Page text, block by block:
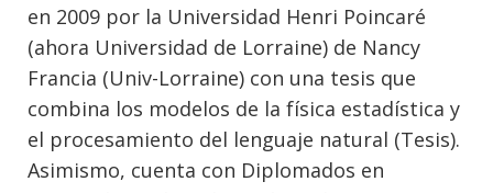
en 2009 por la Universidad Henri Poincaré
(ahora Universidad de Lorraine) de Nancy
Francia (Univ-Lorraine) con una tesis que
combina los modelos de la física estadística y
el procesamiento del lenguaje natural (Tesis).
Asimismo, cuenta con Diplomados en